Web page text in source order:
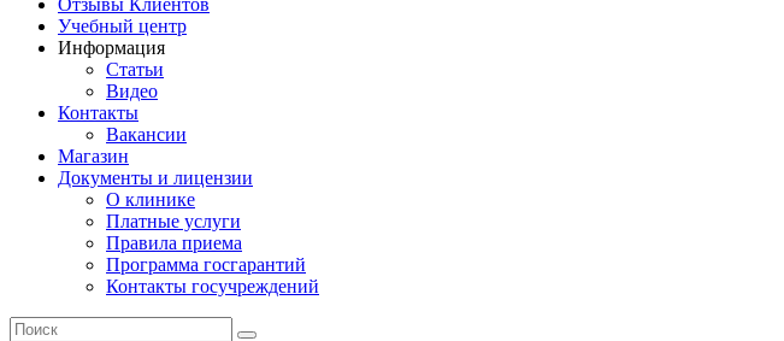
Отзывы Клиентов
Учебный центр
Информация
Статьи
Видео
Контакты
Вакансии
Магазин
Документы и лицензии
О клинике
Платные услуги
Правила приема
Программа госгарантий
Контакты госучреждений